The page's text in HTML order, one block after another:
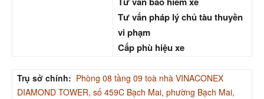
Tư vấn pháp lý chủ tàu thuyền
vi phạm
Cấp phù hiệu xe
Trụ sở chính: Phòng 08 tầng 09 toà nhà VINACONEX
DIAMOND TOWER, số 459C Bạch Mai, phường Bạch Mai,